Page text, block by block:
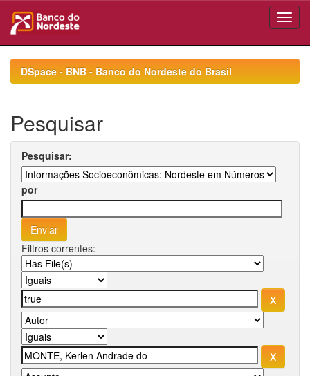
navigationDSpace - BNB - Banco do Nordeste do Brasil
Pesquisar
Pesquisar:
por
Filtros correntes: